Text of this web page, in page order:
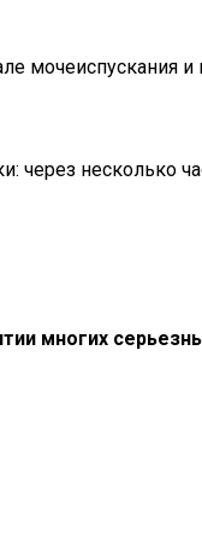
через несколько
многих